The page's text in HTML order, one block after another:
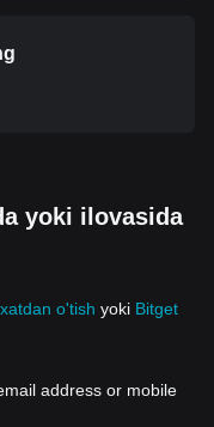
yoki ilovasida
o'tish yoki Bitget
address or mobile